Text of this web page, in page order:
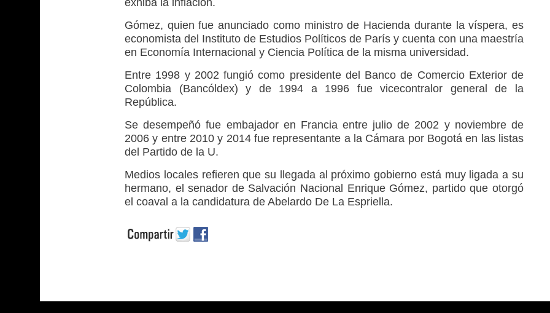
exhiba la inflación.
Gómez, quien fue anunciado como ministro de Hacienda durante la víspera, es
economista del Instituto de Estudios Políticos de París y cuenta con una maestría
en Economía Internacional y Ciencia Política de la misma universidad.
Entre 1998 y 2002 fungió como presidente del Banco de Comercio Exterior de
Colombia (Bancóldex) y de 1994 a 1996 fue vicecontralor general de la
República.
Se desempeñó fue embajador en Francia entre julio de 2002 y noviembre de
2006 y entre 2010 y 2014 fue representante a la Cámara por Bogotá en las listas
del Partido de la U.
Medios locales refieren que su llegada al próximo gobierno está muy ligada a su
hermano, el senador de Salvación Nacional Enrique Gómez, partido que otorgó
el coaval a la candidatura de Abelardo De La Espriella.